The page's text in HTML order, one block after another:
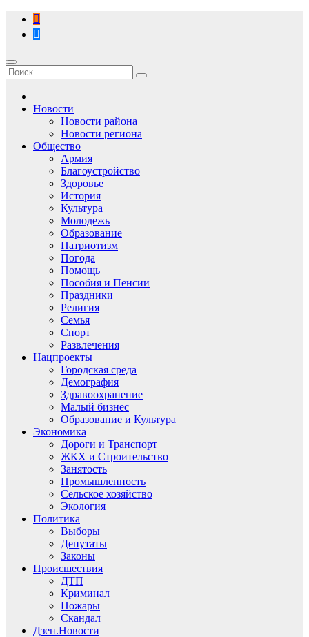
Перейти
содержимому
Новости
Новости района
Новости региона
Общество
Армия
Благоустройство
Здоровье
История
Культура
Молодежь
Образование
Патриотизм
Погода
Помощь
Пособия и Пенсии
Праздники
Религия
Семья
Спорт
Развлечения
Нацпроекты
Городская среда
Демография
Здравоохранение
Малый бизнес
Образование и Культура
Экономика
Дороги и Транспорт
ЖКХ и Строительство
Занятость
Промышленность
Сельское хозяйство
Экология
Политика
Выборы
Депутаты
Законы
Происшествия
ДТП
Криминал
Пожары
Скандал
Дзен.Новости